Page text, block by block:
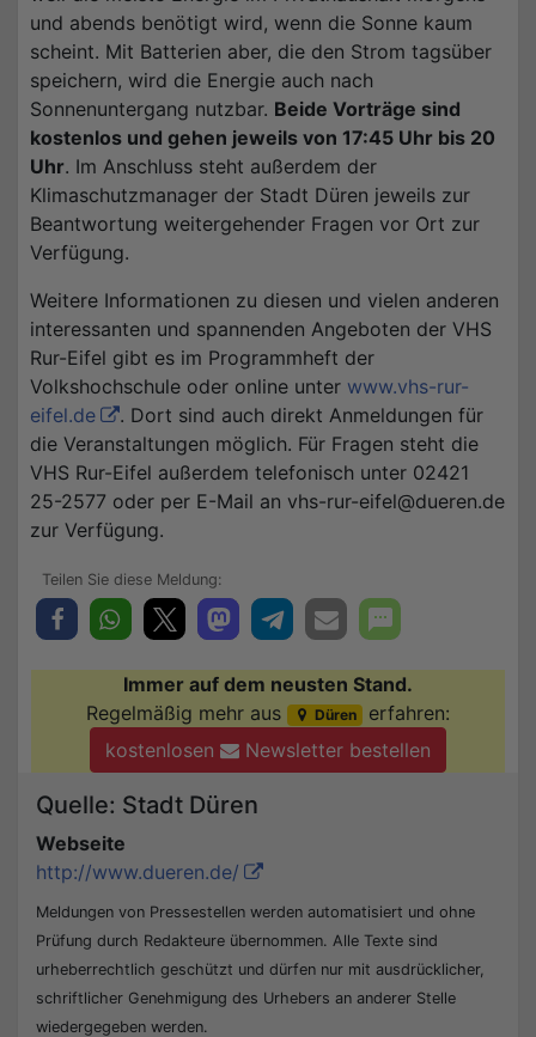
und abends benötigt wird, wenn die Sonne kaum
scheint. Mit Batterien aber, die den Strom tagsüber
speichern, wird die Energie auch nach
Sonnenuntergang nutzbar. Beide Vorträge sind
kostenlos und gehen jeweils von 17:45 Uhr bis 20
Uhr. Im Anschluss steht außerdem der
Klimaschutzmanager der Stadt Düren jeweils zur
Beantwortung weitergehender Fragen vor Ort zur
Verfügung.
Weitere Informationen zu diesen und vielen anderen
interessanten und spannenden Angeboten der VHS
Rur-Eifel gibt es im Programmheft der
Volkshochschule oder online unter www.vhs-rur-
eifel.de
. Dort sind auch direkt Anmeldungen für
die Veranstaltungen möglich. Für Fragen steht die
VHS Rur-Eifel außerdem telefonisch unter 02421
25-2577 oder per E-Mail an vhs-rur-eifel@dueren.de
zur Verfügung.
Immer auf dem neusten Stand.
Regelmäßig mehr aus
Düren
erfahren:
kostenlosen
Newsletter bestellen
Quelle: Stadt Düren
Webseite
http://www.dueren.de/
Meldungen von Pressestellen werden automatisiert und ohne
Prüfung durch Redakteure übernommen. Alle Texte sind
urheberrechtlich geschützt und dürfen nur mit ausdrücklicher,
schriftlicher Genehmigung des Urhebers an anderer Stelle
wiedergegeben werden.